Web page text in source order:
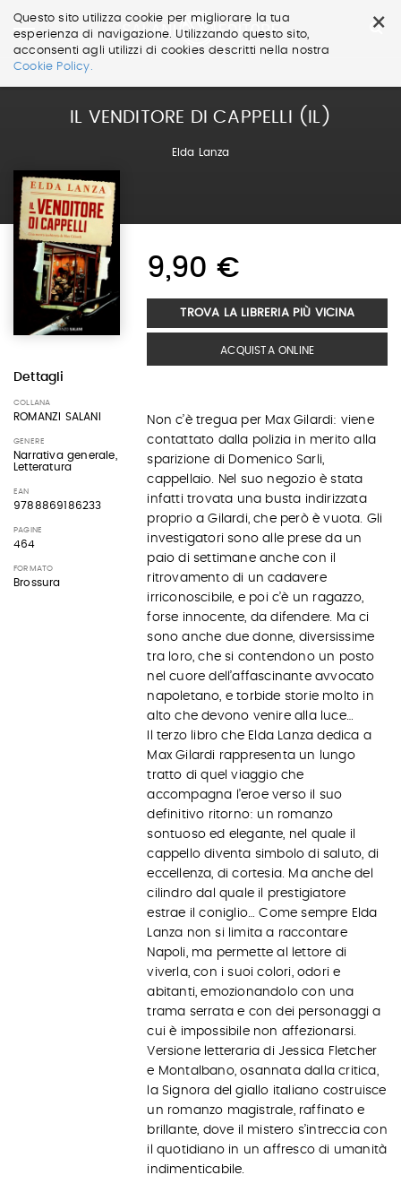
×
Questo sito utilizza cookie per migliorare la tua
esperienza di navigazione. Utilizzando questo sito,
acconsenti agli utilizzi di cookies descritti nella nostra
Cookie Policy.
Salta
IL VENDITORE DI CAPPELLI (IL)
Elda Lanza
Dettagli
COLLANA
ROMANZI SALANI
GENERE
Narrativa generale,
Letteratura
EAN
9788869186233
PAGINE
464
FORMATO
Brossura
9,90 €
TROVA LA LIBRERIA PIÙ VICINA
ACQUISTA ONLINE
Non c’è tregua per Max Gilardi: viene
contattato dalla polizia in merito alla
sparizione di Domenico Sarli,
cappellaio. Nel suo negozio è stata
infatti trovata una busta indirizzata
proprio a Gilardi, che però è vuota. Gli
investigatori sono alle prese da un
paio di settimane anche con il
ritrovamento di un cadavere
irriconoscibile, e poi c’è un ragazzo,
forse innocente, da difendere. Ma ci
sono anche due donne, diversissime
tra loro, che si contendono un posto
nel cuore dell’affascinante avvocato
napoletano, e torbide storie molto in
alto che devono venire alla luce…
Il terzo libro che Elda Lanza dedica a
Max Gilardi rappresenta un lungo
tratto di quel viaggio che
accompagna l’eroe verso il suo
definitivo ritorno: un romanzo
sontuoso ed elegante, nel quale il
cappello diventa simbolo di saluto, di
eccellenza, di cortesia. Ma anche del
cilindro dal quale il prestigiatore
estrae il coniglio… Come sempre Elda
Lanza non si limita a raccontare
Napoli, ma permette al lettore di
viverla, con i suoi colori, odori e
abitanti, emozionandolo con una
trama serrata e con dei personaggi a
cui è impossibile non affezionarsi.
Versione letteraria di Jessica Fletcher
e Montalbano, osannata dalla critica,
la Signora del giallo italiano costruisce
un romanzo magistrale, raffinato e
brillante, dove il mistero s’intreccia con
il quotidiano in un affresco di umanità
indimenticabile.